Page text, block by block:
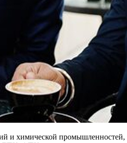
химической промышленностей,